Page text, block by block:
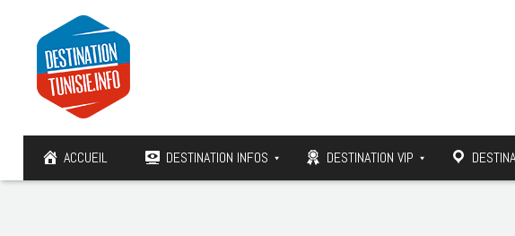
ACCUEIL DESTINATION INFOS DESTINATION VIP